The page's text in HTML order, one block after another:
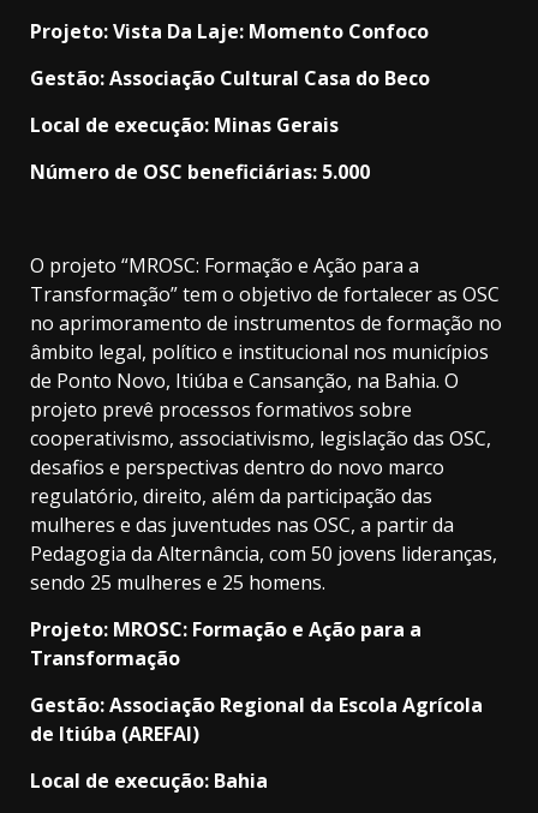
Projeto: Vista Da Laje: Momento Confoco
Gestão: Associação Cultural Casa do Beco
Local de execução: Minas Gerais
Número de OSC beneficiárias: 5.000
O projeto “MROSC: Formação e Ação para a
Transformação” tem o objetivo de fortalecer as OSC
no aprimoramento de instrumentos de formação no
âmbito legal, político e institucional nos municípios
de Ponto Novo, Itiúba e Cansanção, na Bahia. O
projeto prevê processos formativos sobre
cooperativismo, associativismo, legislação das OSC,
desafios e perspectivas dentro do novo marco
regulatório, direito, além da participação das
mulheres e das juventudes nas OSC, a partir da
Pedagogia da Alternância, com 50 jovens lideranças,
sendo 25 mulheres e 25 homens.
Projeto: MROSC: Formação e Ação para a
Transformação
Gestão: Associação Regional da Escola Agrícola
de Itiúba (AREFAI)
Local de execução: Bahia